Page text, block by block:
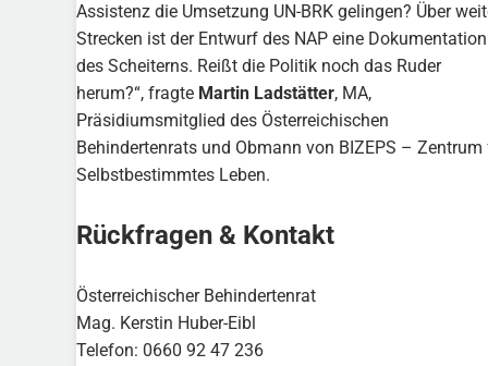
Assistenz die Umsetzung UN-BRK gelingen? Über
Strecken ist der Entwurf des NAP eine Dokumentation
des Scheiterns. Reißt die Politik noch das Ruder
herum?“, fragte Martin Ladstätter, MA,
Präsidiumsmitglied des Österreichischen
Behindertenrats und Obmann von BIZEPS – Zentrum
Selbstbestimmtes Leben.
Rückfragen & Kontakt
Österreichischer Behindertenrat
Mag. Kerstin Huber-Eibl
Telefon: 0660 92 47 236